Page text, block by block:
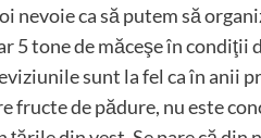
nevoie ca să putem să
5 tone de măceşe în
sunt la fel ca în anii
fructe de pădure, nu este